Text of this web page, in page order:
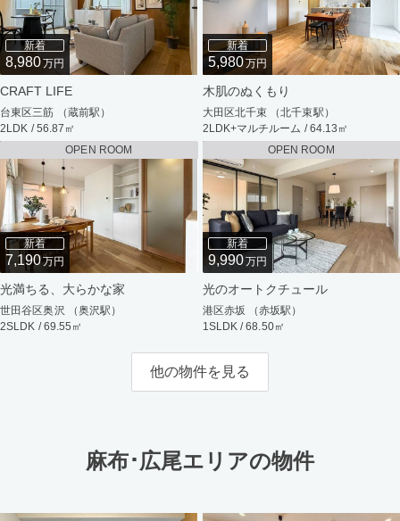
新着
8,980万円
CRAFT LIFE
台東区三筋 （蔵前駅）
2LDK / 56.87㎡
新着
5,980万円
木肌のぬくもり
大田区北千束 （北千束駅）
2LDK+マルチルーム / 64.13㎡
OPEN ROOM
新着
7,190万円
光満ちる、大らかな家
世田谷区奥沢 （奥沢駅）
2SLDK / 69.55㎡
OPEN ROOM
新着
9,990万円
光のオートクチュール
港区赤坂 （赤坂駅）
1SLDK / 68.50㎡
他の物件を見る
麻布･広尾エリアの物件